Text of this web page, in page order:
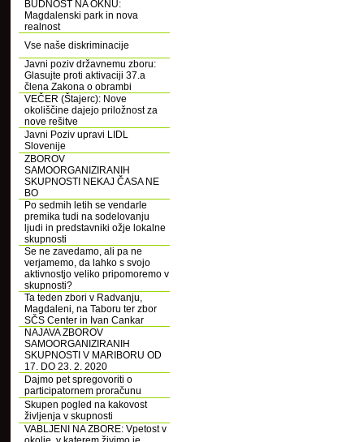
BUDNOST NA OKNU:
Magdalenski park in nova
realnost
Vse naše diskriminacije
Javni poziv državnemu zboru:
Glasujte proti aktivaciji 37.a
člena Zakona o obrambi
VEČER (Štajerc): Nove
okoliščine dajejo priložnost za
nove rešitve
Javni Poziv upravi LIDL
Slovenije
ZBOROV
SAMOORGANIZIRANIH
SKUPNOSTI NEKAJ ČASA NE
BO
Po sedmih letih se vendarle
premika tudi na sodelovanju
ljudi in predstavniki ožje lokalne
skupnosti
Se ne zavedamo, ali pa ne
verjamemo, da lahko s svojo
aktivnostjo veliko pripomoremo v
skupnosti?
Ta teden zbori v Radvanju,
Magdaleni, na Taboru ter zbor
SČS Center in Ivan Cankar
NAJAVA ZBOROV
SAMOORGANIZIRANIH
SKUPNOSTI V MARIBORU OD
17. DO 23. 2. 2020
Dajmo pet spregovoriti o
participatornem proračunu
Skupen pogled na kakovost
življenja v skupnosti
VABLJENI NA ZBORE: Vpetost v